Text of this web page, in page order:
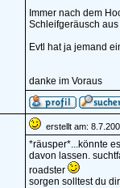
Immer nach dem
Schleifgeräusch
Evtl hat ja jemand
danke im Voraus
erstellt am:
*räusper*...könnte
davon lassen.
roadster
sorgen solltest du